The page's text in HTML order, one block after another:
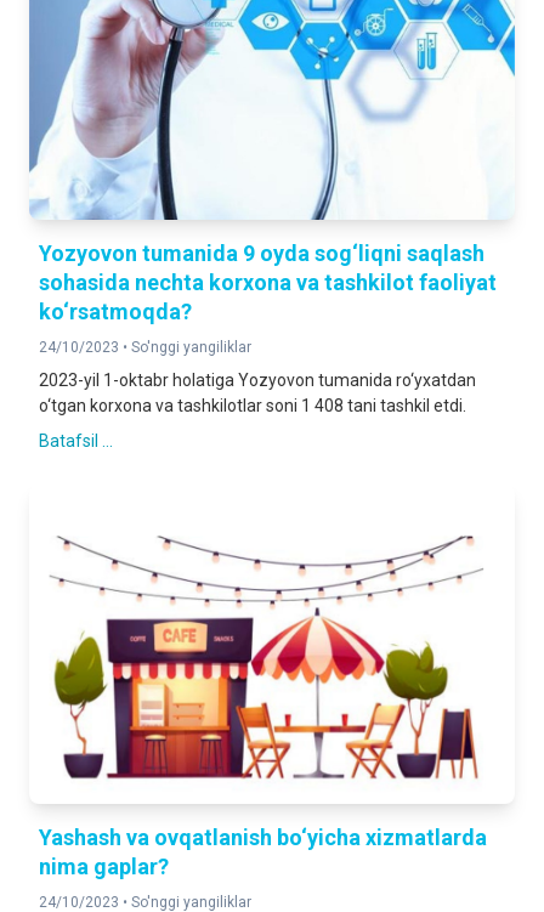
Yozyovon tumanida 9 oyda sog‘liqni saqlash
sohasida nechta korxona va tashkilot faoliyat
ko‘rsatmoqda?
24/10/2023 • So'nggi yangiliklar
2023-yil 1-oktabr holatiga Yozyovon tumanida ro‘yxatdan
o‘tgan korxona va tashkilotlar soni 1 408 tani tashkil etdi.
Batafsil ...
Yashash va ovqatlanish bo‘yicha xizmatlarda
nima gaplar?
24/10/2023 • So'nggi yangiliklar